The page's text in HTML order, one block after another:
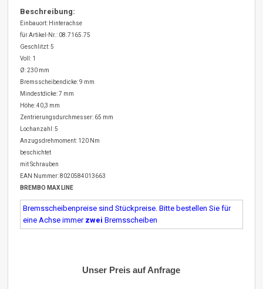
Beschreibung:
Einbauort: Hinterachse
für Artikel-Nr.: 08.7165.75
Geschlitzt: 5
Voll: 1
Ø: 230 mm
Bremsscheibendicke: 9 mm
Mindestdicke: 7 mm
Höhe: 40,3 mm
Zentrierungsdurchmesser: 65 mm
Lochanzahl: 5
Anzugsdrehmoment: 120 Nm
beschichtet
mit Schrauben
EAN Nummer: 8020584013663
BREMBO MAX LINE
Bremsscheibenpreise sind Stückpreise. Bitte bestellen Sie für
eine Achse immer zwei Bremsscheiben
Unser Preis auf Anfrage